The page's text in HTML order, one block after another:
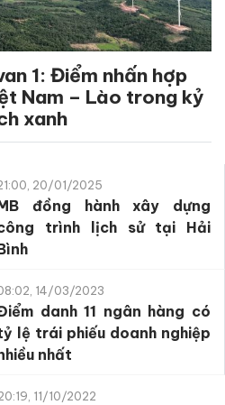
1: Điểm nhấn hợp
Nam – Lào trong kỷ
xanh
20/01/2025
đồng hành xây dựng
trình lịch sử tại Hải
14/03/2023
danh 11 ngân hàng có
lệ trái phiếu doanh nghiệp
nhất
11/10/2022